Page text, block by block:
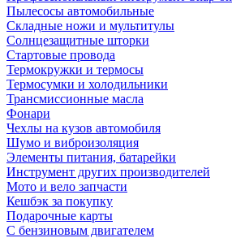
Пылесосы автомобильные
Складные ножи и мультитулы
Солнцезащитные шторки
Стартовые провода
Термокружки и термосы
Термосумки и холодильники
Трансмиссионные масла
Фонари
Чехлы на кузов автомобиля
Шумо и виброизоляция
Элементы питания, батарейки
Инструмент других производителей
Мото и вело запчасти
Кешбэк за покупку
Подарочные карты
С бензиновым двигателем